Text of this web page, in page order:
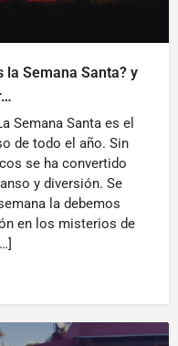
la Semana Santa? y
Semana Santa es el
de todo el año. Sin
se ha convertido
y diversión. Se
la debemos
en los misterios de